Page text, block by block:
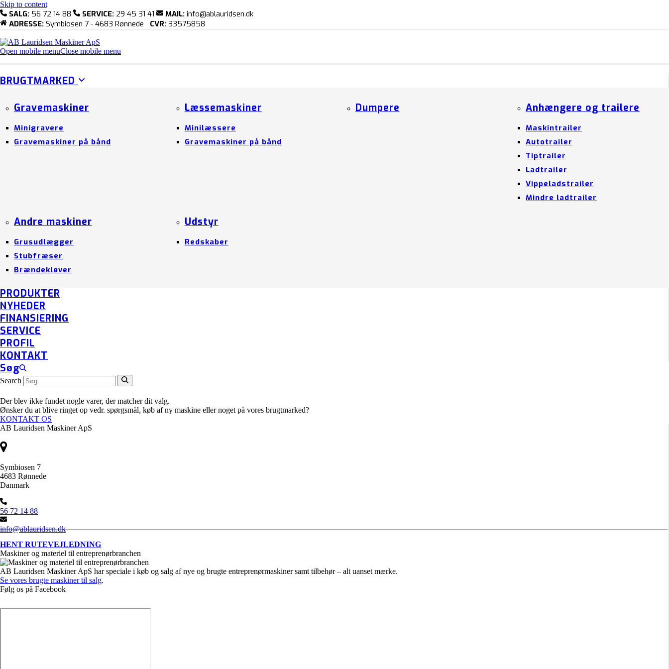
Skip to content
SALG: 56 72 14 88 SERVICE: 29 45 31 41 MAIL: info@ablauridsen.dk
ADRESSE: Symbiosen 7 - 4683 Rønnede CVR: 33575858
Open mobile menuClose mobile menu
BRUGTMARKED
Gravemaskiner
Minigravere
Gravemaskiner på bånd
Læssemaskiner
Minilæssere
Gravemaskiner på bånd
Dumpere Anhængere og trailere
Maskintrailer
Autotrailer
Tiptrailer
Ladtrailer
Vippeladstrailer
Mindre ladtrailer
Andre maskiner
Grusudlægger
Stubfræser
Brændekløver
Udstyr
Redskaber
PRODUKTER
NYHEDER
FINANSIERING
SERVICE
PROFIL
KONTAKT
Søg
Search
Der blev ikke fundet nogle varer, der matcher dit valg.
Ønsker du at blive ringet op vedr. spørgsmål, køb af ny maskine eller noget på vores brugtmarked?
KONTAKT OS
AB Lauridsen Maskiner ApS
Symbiosen 7
4683 Rønnede
Danmark
56 72 14 88
info@ablauridsen.dk
HENT RUTEVEJLEDNING
Maskiner og materiel til entreprenørbranchen
AB Lauridsen Maskiner ApS har speciale i køb og salg af nye og brugte entreprenørmaskiner samt tilbehør – alt uanset mærke.
Se vores brugte maskiner til salg.
Følg os på Facebook